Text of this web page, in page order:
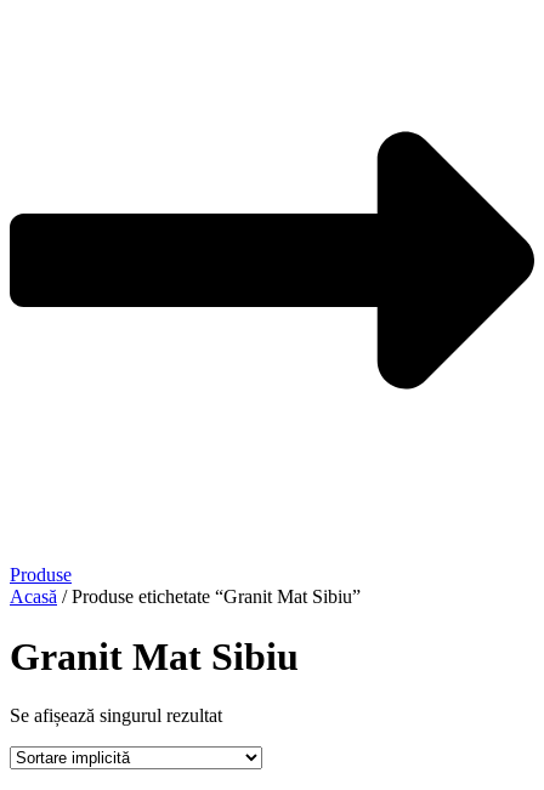
Produse
Acasă / Produse etichetate “Granit Mat Sibiu”
Granit Mat Sibiu
Se afișează singurul rezultat